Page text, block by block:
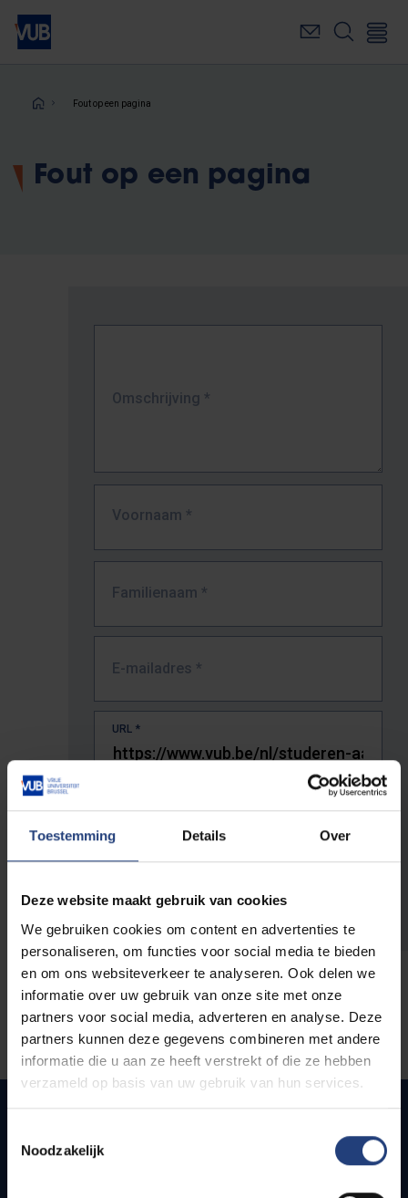
Toestemming Details Over
Deze website maakt gebruik van cookies
We gebruiken cookies om content en advertenties te
personaliseren, om functies voor social media te bieden
en om ons websiteverkeer te analyseren. Ook delen we
informatie over uw gebruik van onze site met onze
partners voor social media, adverteren en analyse. Deze
partners kunnen deze gegevens combineren met andere
informatie die u aan ze heeft verstrekt of die ze hebben
verzameld op basis van uw gebruik van hun services.
Noodzakelijk
Overslaan
naar
inhoudKruimelpad
Fout op een pagina
Fout op een pagina
Omschrijving *
Voornaam *
Familienaam *
E-mailadres *
URL *
De volledige URL van de pagina waar je de fout zag.
Snel naar